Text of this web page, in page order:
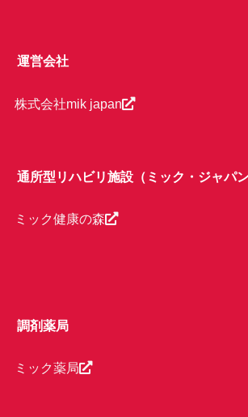
運営会社
株式会社mik japan
通所型リハビリ施設（ミック・ジャパン
ミック健康の森
調剤薬局
ミック薬局